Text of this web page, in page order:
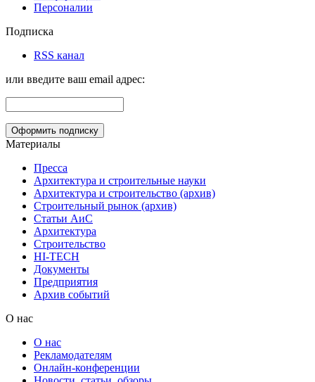
Персоналии
Подписка
RSS канал
или введите ваш email адрес:
Материалы
Пресса
Архитектура и строительные науки
Архитектура и строительство (архив)
Строительный рынок (архив)
Статьи АиС
Архитектура
Строительство
HI-TECH
Документы
Предприятия
Архив событий
О нас
О нас
Рекламодателям
Онлайн-конференции